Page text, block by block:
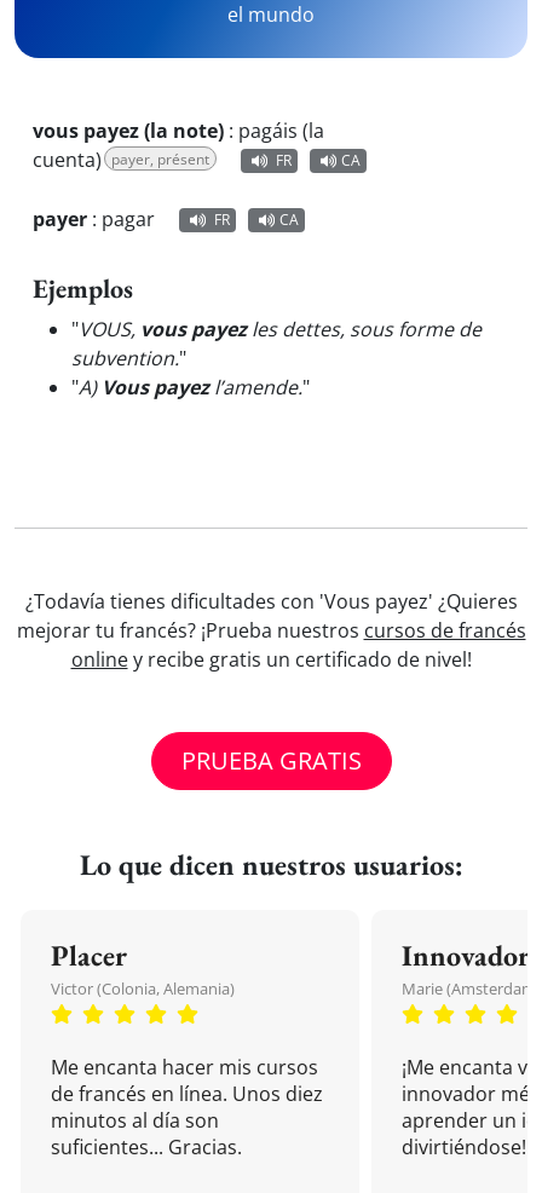
el mundo
vous payez (la note) : pagáis (la
cuenta) payer, présent FR CA
payer : pagar FR CA
Ejemplos
"VOUS, vous payezles dettes, sous forme de
subvention."
"A) Vous payezl’amende."
¿Todavía tienes dificultades con 'Vous payez' ¿Quieres
mejorar tu francés? ¡Prueba nuestros cursos de francés
onliney recibe gratis un certificado de nivel!
PRUEBA GRATIS
Lo que dicen nuestros usuarios:
Placer
Victor (Colonia, Alemania)
Me encanta hacer mis cursos
de francés en línea. Unos diez
minutos al día son
suficientes... Gracias.
Innovador
Marie (Amsterdam,
¡Me encanta
innovador
aprender un
divirtiéndose!